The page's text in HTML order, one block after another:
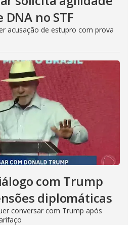
no STF
acusação de estupro com prova
com Trump
diplomáticas
conversar com Trump após